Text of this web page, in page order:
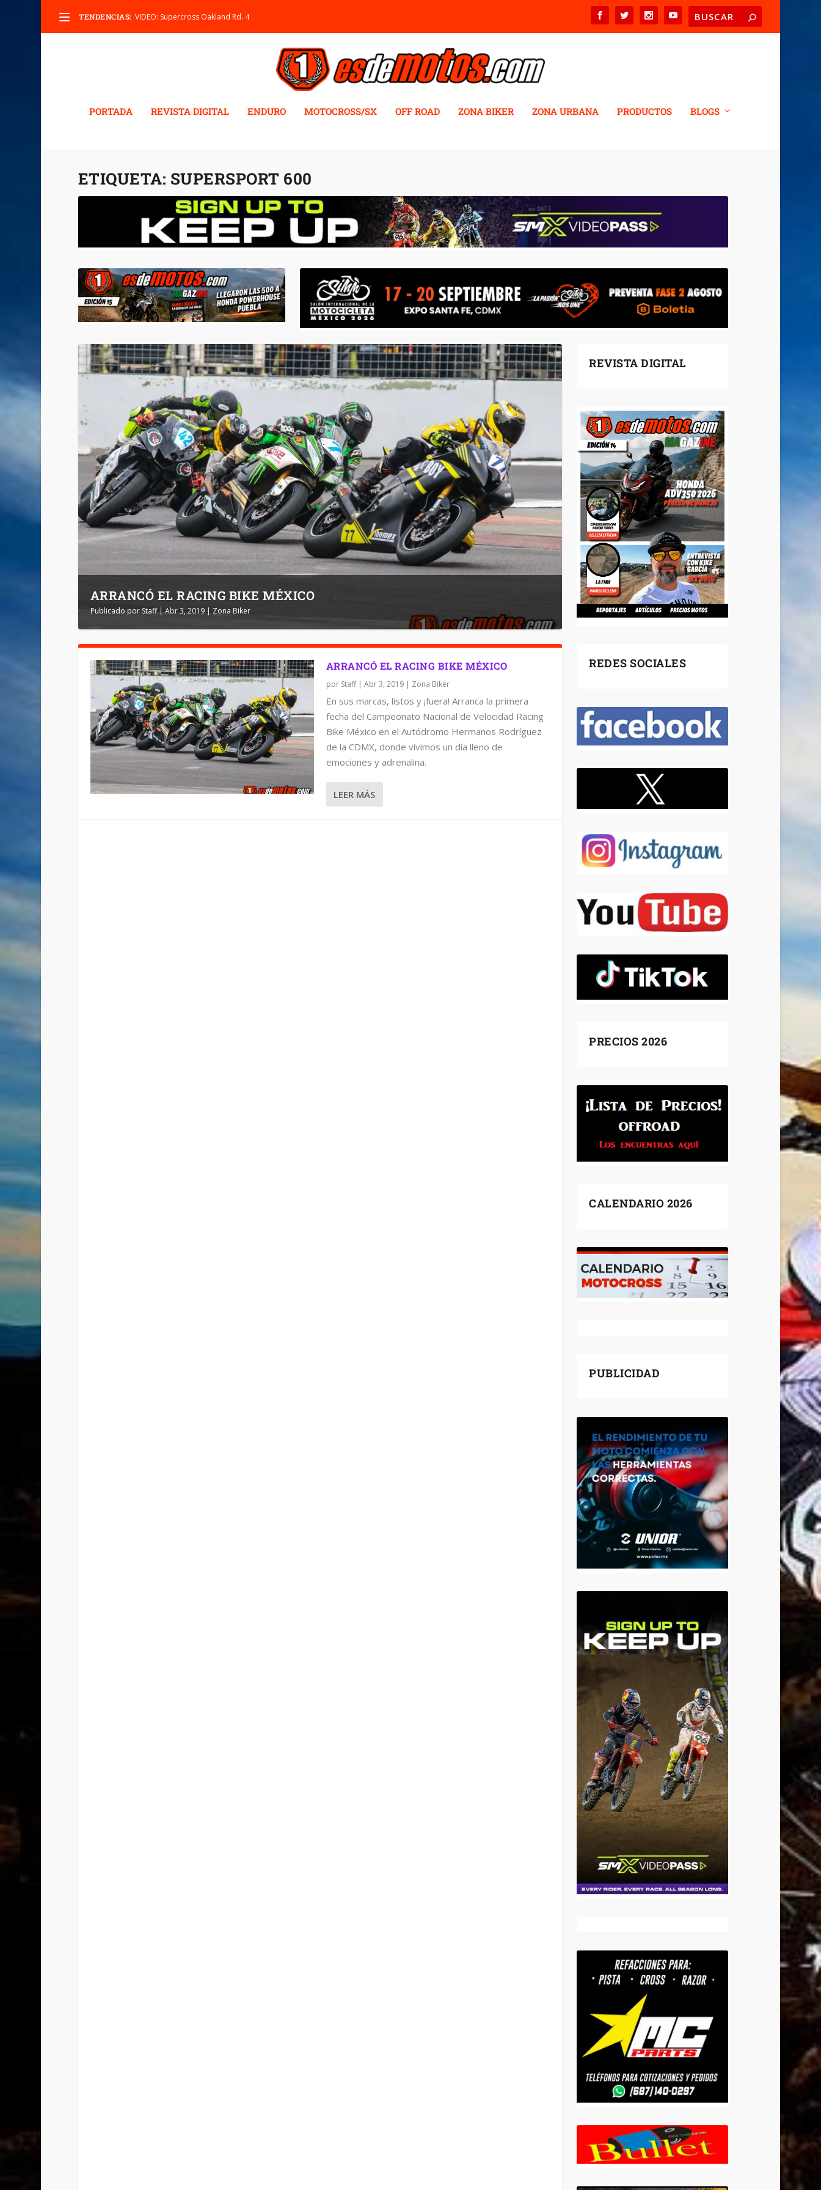
TENDENCIAS: VIDEO: Supercross Oakland Rd. 4
PORTADA REVISTA DIGITAL ENDURO MOTOCROSS/SX OFF ROAD ZONA BIKER ZONA URBANA PRODUCTOS BLOGS
ETIQUETA: SUPERSPORT 600
ARRANCÓ EL RACING BIKE MÉXICO
Publicado porStaff|Abr 3, 2019| Zona Biker
ARRANCÓ EL RACING BIKE MÉXICO
por Staff| Abr 3, 2019| Zona Biker
En sus marcas, listos y ¡fuera! Arranca la primera
fecha del Campeonato Nacional de Velocidad Racing
Bike México en el Autódromo Hermanos Rodríguez
de la CDMX, donde vivimos un día lleno de
emociones y adrenalina.
LEER MÁS
REVISTA DIGITAL
REDES SOCIALES
PRECIOS 2026
CALENDARIO 2026
PUBLICIDAD